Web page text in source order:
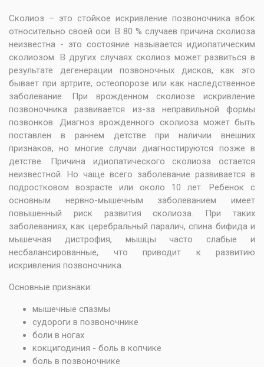
Сколиоз – это стойкое искривление позвоночника вбок
относительно своей оси. В 80 % случаев причина сколиоза
неизвестна - это состояние называется идиопатическим
сколиозом. В других случаях сколиоз может развиться в
результате дегенерации позвоночных дисков, как это
бывает при артрите, остеопорозе или как наследственное
заболевание. При врожденном сколиозе искривление
позвоночника развивается из-за неправильной формы
позвонков. Диагноз врожденного сколиоза может быть
поставлен в раннем детстве при наличии внешних
признаков, но многие случаи диагностируются позже в
детстве. Причина идиопатического сколиоза остается
неизвестной. Но чаще всего заболевание развивается в
подростковом возрасте или около 10 лет. Ребенок с
основным нервно-мышечным заболеванием имеет
повышенный риск развития сколиоза. При таких
заболеваниях, как церебральный паралич, спина бифида и
мышечная дистрофия, мышцы часто слабые и
несбалансированные, что приводит к развитию
искривления позвоночника.
Основные признаки:
мышечные спазмы
судороги в позвоночнике
боли в ногах
кокцигодиния - боль в копчике
боль в позвоночнике